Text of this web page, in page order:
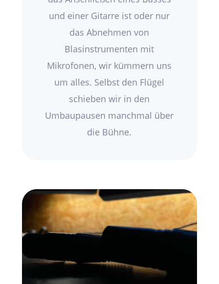
und einer Gitarre ist oder nur
das Abnehmen von
Blasinstrumenten mit
Mikrofonen, wir kümmern uns
um alles. Selbst den Flügel
schieben wir in den
Umbaupausen manchmal über
die Bühne.